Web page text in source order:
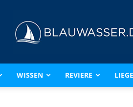
WISSEN REVIERE